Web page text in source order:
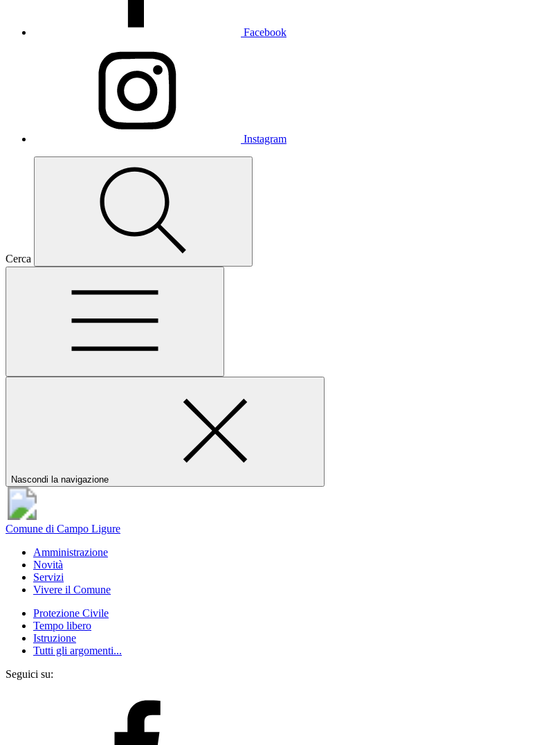
Facebook
Instagram
Cerca
Nascondi la navigazione
Comune di Campo Ligure
Amministrazione
Novità
Servizi
Vivere il Comune
Protezione Civile
Tempo libero
Istruzione
Tutti gli argomenti...
Seguici su: